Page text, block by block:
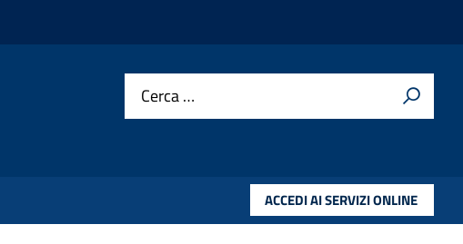
Cerca …
ACCEDI AI SERVIZI ONLINE